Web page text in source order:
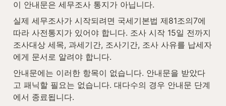
이 안내문은 세무조사 통지가 아닙니다.
실제 세무조사가 시작되려면 국세기본법 제81조의7에
따라 사전통지가 있어야 합니다. 조사 시작 15일 전까지
조사대상 세목, 과세기간, 조사기간, 조사 사유를 납세자
에게 문서로 알려야 합니다.
안내문에는 이러한 항목이 없습니다. 안내문을 받았다
고 패닉할 필요는 없습니다. 대다수의 경우 안내문 단계
에서 종료됩니다.